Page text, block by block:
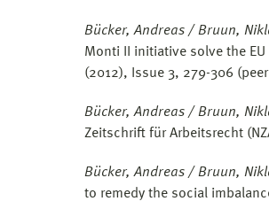
Bücker, Andreas / Bruun,
Monti II initiative solve the
(2012), Issue 3, 279-306
Bücker, Andreas / Bruun,
Zeitschrift für Arbeitsrecht
Bücker, Andreas / Bruun,
to remedy the social